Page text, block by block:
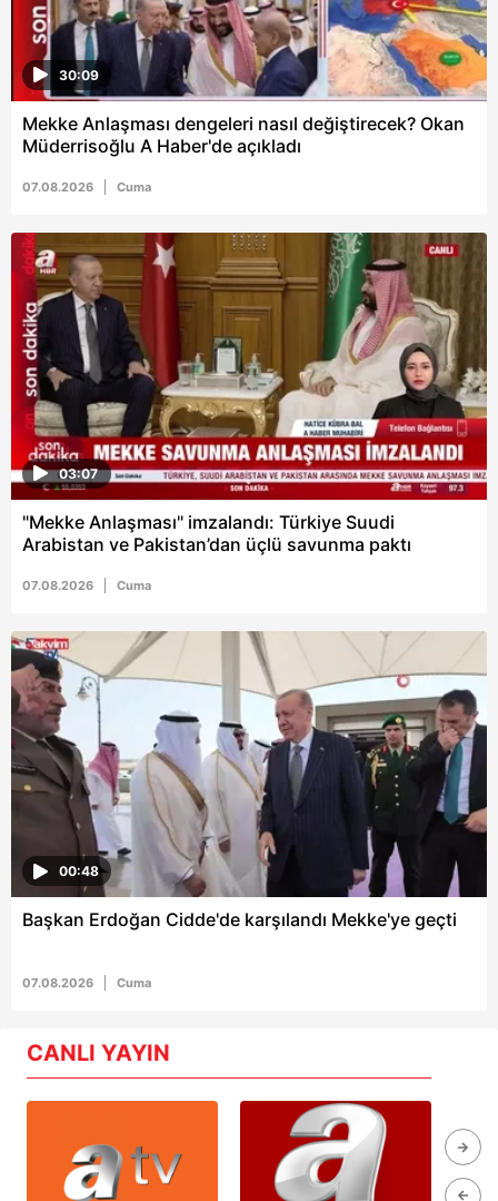
30:09
Mekke Anlaşması dengeleri nasıl değiştirecek? Okan
Müderrisoğlu A Haber'de açıkladı
07.08.2026 Cuma
03:07
"Mekke Anlaşması" imzalandı: Türkiye Suudi
Arabistan ve Pakistan’dan üçlü savunma paktı
07.08.2026 Cuma
00:48
Başkan Erdoğan Cidde'de karşılandı Mekke'ye geçti
07.08.2026 Cuma
CANLI YAYIN